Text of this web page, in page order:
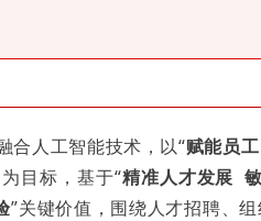
合人工智能技术，以“赋能员
目标，基于“精准人才发展
”关键价值，围绕人才招聘、